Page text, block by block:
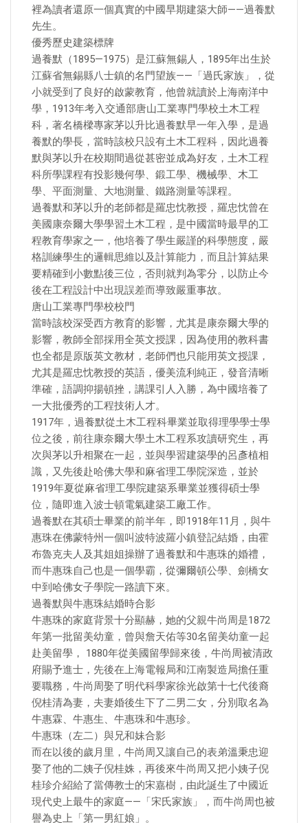
裡為讀者還原一個真實的中國早期建築大師——過養默
先生。
優秀歷史建築標牌
過養默（1895—1975）是江蘇無錫人，1895年出生於
江蘇省無錫縣八士鎮的名門望族——「過氏家族」，從
小就受到了良好的啟蒙教育，他曾就讀於上海南洋中
學，1913年考入交通部唐山工業專門學校土木工程
科，著名橋樑專家茅以升比過養默早一年入學，是過
養默的學長，當時該校只設有土木工程科，因此過養
默與茅以升在校期間過從甚密並成為好友，土木工程
科所學課程有投影幾何學、鍛工學、機械學、木工
學、平面測量、大地測量、鐵路測量等課程。
過養默和茅以升的老師都是羅忠忱教授，羅忠忱曾在
美國康奈爾大學學習土木工程，是中國當時最早的工
程教育學家之一，他培養了學生嚴謹的科學態度，嚴
格訓練學生的邏輯思維以及計算能力，而且計算結果
要精確到小數點後三位，否則就判為零分，以防止今
後在工程設計中出現誤差而導致嚴重事故。
唐山工業專門學校校門
當時該校深受西方教育的影響，尤其是康奈爾大學的
影響，教師全部採用全英文授課，因為使用的教科書
也全都是原版英文教材，老師們也只能用英文授課，
尤其是羅忠忱教授的英語，優美流利純正，發音清晰
準確，語調抑揚頓挫，講課引人入勝，為中國培養了
一大批優秀的工程技術人才。
1917年，過養默從土木工程科畢業並取得理學學士學
位之後，前往康奈爾大學土木工程系攻讀研究生，再
次與茅以升相聚在一起，並與學習建築學的呂彥植相
識，又先後赴哈佛大學和麻省理工學院深造，並於
1919年夏從麻省理工學院建築系畢業並獲得碩士學
位，隨即進入波士頓電氣建築工廠工作。
過養默在其碩士畢業的前半年，即1918年11月，與牛
惠珠在佛蒙特州一個叫波特波羅小鎮登記結婚，由霍
布魯克夫人及其姐姐操辦了過養默和牛惠珠的婚禮，
而牛惠珠自己也是一個學霸，從彌爾頓公學、劍橋女
中到哈佛女子學院一路讀下來。
過養默與牛惠珠結婚時合影
牛惠珠的家庭背景十分顯赫，她的父親牛尚周是1872
年第一批留美幼童，曾與詹天佑等30名留美幼童一起
赴美留學， 1880年從美國留學歸來後，牛尚周被清政
府賜予進士，先後在上海電報局和江南製造局擔任重
要職務，牛尚周娶了明代科學家徐光啟第十七代後裔
倪桂清為妻，夫妻婚後生下了二男二女，分別取名為
牛惠霖、牛惠生、牛惠珠和牛惠珍。
牛惠珠（左二）與兄和妹合影
而在以後的歲月里，牛尚周又讓自己的表弟溫秉忠迎
娶了他的二姨子倪桂姝，再後來牛尚周又把小姨子倪
桂珍介紹給了當傳教士的宋嘉樹，由此誕生了中國近
現代史上最牛的家庭——「宋氏家族」，而牛尚周也被
譽為史上「第一男紅娘」。